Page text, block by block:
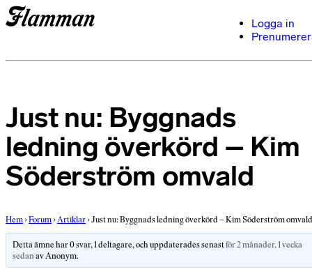
Logga in
Just nu: Byggnads
ledning överkörd – Kim
Söderström omvald
Hem ›Forum ›Artiklar ›Just nu: Byggnads ledning överkörd – Kim Söderström omvald
Detta ämne har 0 svar, 1 deltagare, och uppdaterades senastför 2 månader, 1 vecka
sedanavAnonym.